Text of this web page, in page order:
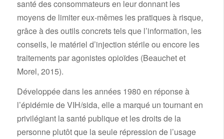
santé des consommateurs en leur donnant les
moyens de limiter eux-mêmes les pratiques à risque,
grâce à des outils concrets tels que l’information, les
conseils, le matériel d’injection stérile ou encore les
traitements par agonistes opioïdes (Beauchet et
Morel, 2015).
Développée dans les années 1980 en réponse à
l’épidémie de VIH/sida, elle a marqué un tournant en
privilégiant la santé publique et les droits de la
personne plutôt que la seule répression de l’usage